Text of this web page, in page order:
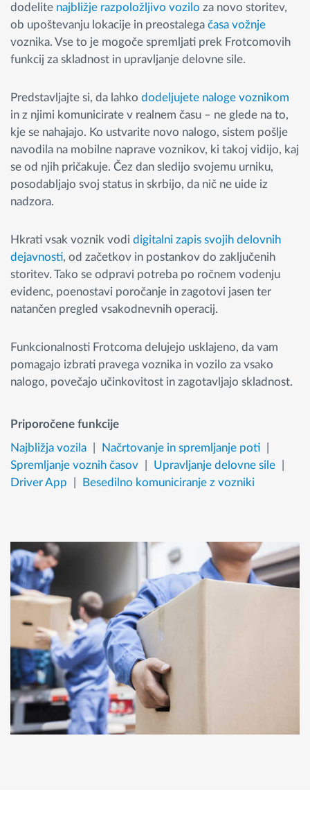
dodelite najbližje razpoložljivo vozilo za novo storitev,
ob upoštevanju lokacije in preostalega časa vožnje
voznika. Vse to je mogoče spremljati prek Frotcomovih
funkcij za skladnost in upravljanje delovne sile.
Predstavljajte si, da lahko dodeljujete naloge voznikom
in z njimi komunicirate v realnem času – ne glede na to,
kje se nahajajo. Ko ustvarite novo nalogo, sistem pošlje
navodila na mobilne naprave voznikov, ki takoj vidijo, kaj
se od njih pričakuje. Čez dan sledijo svojemu urniku,
posodabljajo svoj status in skrbijo, da nič ne uide iz
nadzora.
Hkrati vsak voznik vodi digitalni zapis svojih delovnih
dejavnosti, od začetkov in postankov do zaključenih
storitev. Tako se odpravi potreba po ročnem vodenju
evidenc, poenostavi poročanje in zagotovi jasen ter
natančen pregled vsakodnevnih operacij.
Funkcionalnosti Frotcoma delujejo usklajeno, da vam
pomagajo izbrati pravega voznika in vozilo za vsako
nalogo, povečajo učinkovitost in zagotavljajo skladnost.
Priporočene funkcije
Najbližja vozila
Načrtovanje in spremljanje poti
Spremljanje voznih časov
Upravljanje delovne sile
Driver App
Besedilno komuniciranje z vozniki